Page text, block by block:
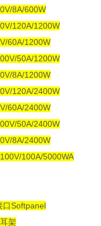
8A/600W
120A/1200W
60A/1200W
50A/1200W
8A/1200W
120A/2400W
60A/2400W
50A/2400W
8A/2400W
100A/5000WA
口Softpanel
架